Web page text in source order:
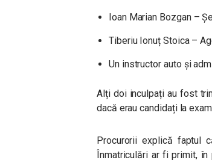
Ioan Marian Bozgan –
Tiberiu Ionuț Stoica –
Un instructor auto și
Alți doi inculpați au fost
dacă erau candidați la
Procurorii explică faptul
Înmatriculări ar fi primit,